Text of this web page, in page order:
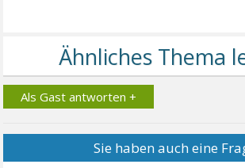
Als Gast antworten +
Sie haben auch eine